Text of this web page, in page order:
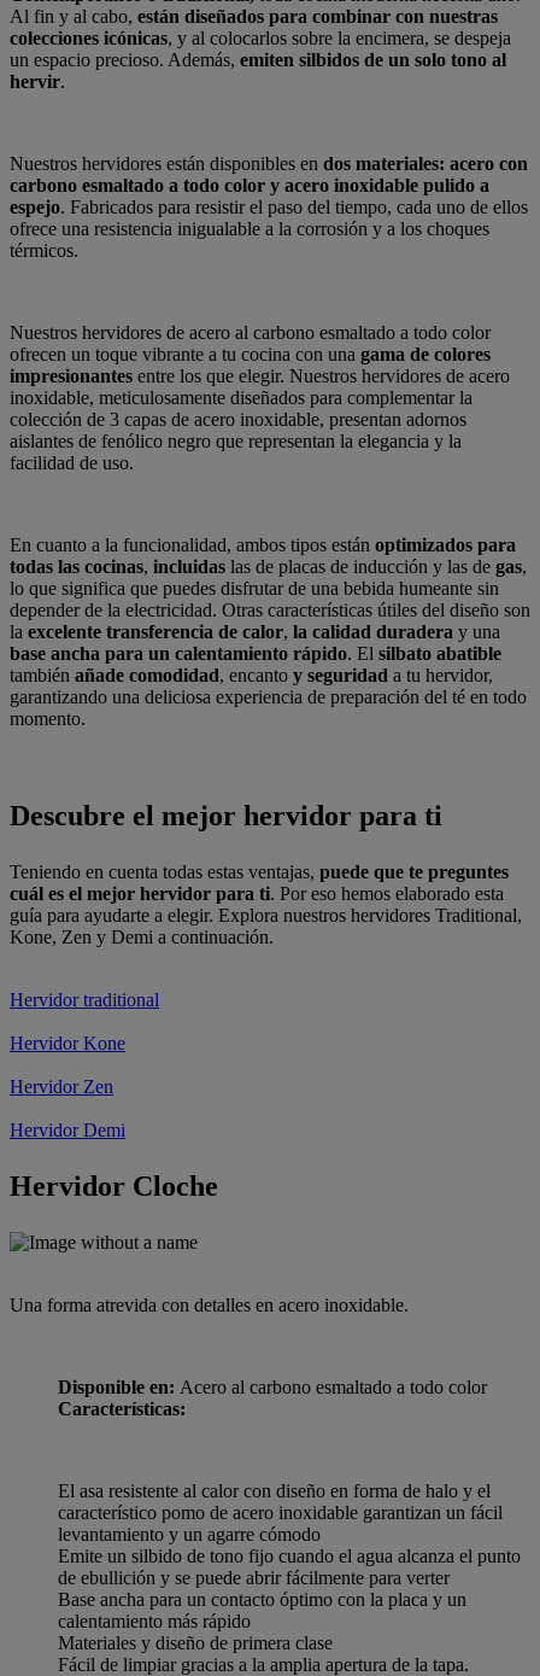
Al fin y al cabo, están diseñados para combinar con nuestras
colecciones icónicas, y al colocarlos sobre la encimera, se despeja
un espacio precioso. Además, emiten silbidos de un solo tono al
hervir.
Nuestros hervidores están disponibles en dos materiales: acero con
carbono esmaltado a todo color y acero inoxidable pulido a
espejo. Fabricados para resistir el paso del tiempo, cada uno de ellos
ofrece una resistencia inigualable a la corrosión y a los choques
térmicos.
Nuestros hervidores de acero al carbono esmaltado a todo color
ofrecen un toque vibrante a tu cocina con una gama de colores
impresionantes entre los que elegir. Nuestros hervidores de acero
inoxidable, meticulosamente diseñados para complementar la
colección de 3 capas de acero inoxidable, presentan adornos
aislantes de fenólico negro que representan la elegancia y la
facilidad de uso.
En cuanto a la funcionalidad, ambos tipos están optimizados para
todas las cocinas, incluidas las de placas de inducción y las de gas,
lo que significa que puedes disfrutar de una bebida humeante sin
depender de la electricidad. Otras características útiles del diseño son
la excelente transferencia de calor, la calidad duradera y una
base ancha para un calentamiento rápido. El silbato abatible
también añade comodidad, encanto y seguridad a tu hervidor,
garantizando una deliciosa experiencia de preparación del té en todo
momento.
Descubre el mejor hervidor para ti
Teniendo en cuenta todas estas ventajas, puede que te preguntes
cuál es el mejor hervidor para ti. Por eso hemos elaborado esta
guía para ayudarte a elegir. Explora nuestros hervidores Traditional,
Kone, Zen y Demi a continuación.
Hervidor traditional
Hervidor Kone
Hervidor Zen
Hervidor Demi
Hervidor Cloche
Una forma atrevida con detalles en acero inoxidable.
Disponible en: Acero al carbono esmaltado a todo color
Características:
El asa resistente al calor con diseño en forma de halo y el
característico pomo de acero inoxidable garantizan un fácil
levantamiento y un agarre cómodo
Emite un silbido de tono fijo cuando el agua alcanza el punto
de ebullición y se puede abrir fácilmente para verter
Base ancha para un contacto óptimo con la placa y un
calentamiento más rápido
Materiales y diseño de primera clase
Fácil de limpiar gracias a la amplia apertura de la tapa.